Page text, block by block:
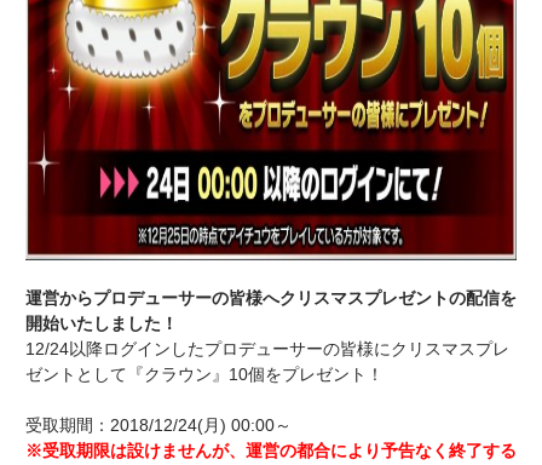
運営からプロデューサーの皆様へクリスマスプレゼントの配信を
開始いたしました！
12/24以降ログインしたプロデューサーの皆様にクリスマスプレ
ゼントとして『クラウン』10個をプレゼント！
受取期間：2018/12/24(月) 00:00～
※受取期限は設けませんが、運営の都合により予告なく終了する